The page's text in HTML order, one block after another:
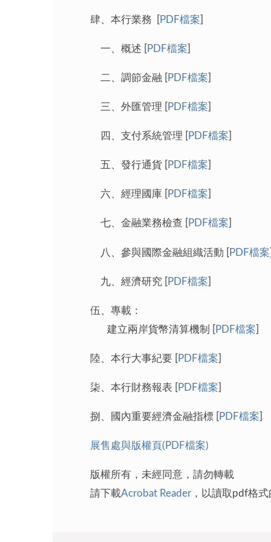
肆、本行業務 [ PDF檔案
一、概述 [ PDF檔案
二、調節金融 [ PDF檔案
三、外匯管理 [ PDF檔案
四、支付系統管理 [ PDF檔案
五、發行通貨 [ PDF檔案
六、經理國庫 [ PDF檔案
七、金融業務檢查 [ PDF檔案
八、參與國際金融組織活動 [ PDF檔案
九、經濟研究 [ PDF檔案
伍、專載：
建立兩岸貨幣清算機制 [
PDF檔案
陸、本行大事紀要 [ PDF檔案
柒、本行財務報表 [ PDF檔案
捌、國內重要經濟金融指標 [ PDF檔案
展售處與版權頁( PDF檔案)
版權所有，未經同意，請勿轉載
請下載Acrobat Reader ，以讀取pdf格